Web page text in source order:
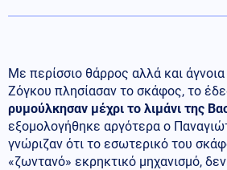
Με περίσσιο θάρρος αλλά και
Ζόγκου πλησίασαν το σκάφος, το
ρυμούλκησαν μέχρι το λιμάνι της
εξομολογήθηκε αργότερα ο
γνώριζαν ότι το εσωτερικό του
«ζωντανό» εκρηκτικό μηχανισμό,